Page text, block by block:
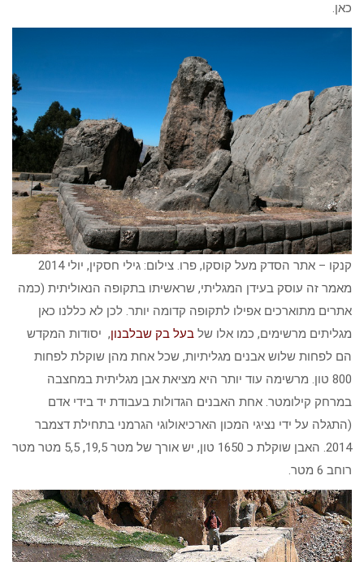
כאן.
קנקו – אתר הסדק מעל קוסקו, פרו. צילום: גילי חסקין, יולי 2014
מאמר זה עוסק בעידן המגליתי, שראשיתו בתקופה הנאוליתית (כמה
אתרים מתוארכים אפילו לתקופה קדומה יותר. לכן לא כללנו כאן
מגליתים מרשימים, כמו אלו של בעל בק שבלבנון, יסודות המקדש
הם לפחות שלוש אבנים מגליתיות, שכל אחת מהן שוקלת לפחות
800 טון. מרשימה עוד יותר היא מציאת אבן מגליתית במחצבה
במרחק קילומטר. אחת האבנים הגדולות בעבודת יד בידי אדם
(התגלה על ידי נציגי המכון הארכיאולוגי הגרמני בתחילת דצמבר
2014. האבן שוקלת כ 1650 טון, יש אורך של מטר 19,5, 5,5 מטר מטר
רוחב 6 מטר.